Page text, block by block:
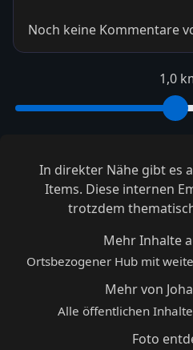
Noch keine Kommentare
1,0
In direkter Nähe gibt es
Items. Diese internen
trotzdem
Mehr Inhalte
Ortsbezogener Hub mit
Mehr von
Alle öffentlichen
Foto